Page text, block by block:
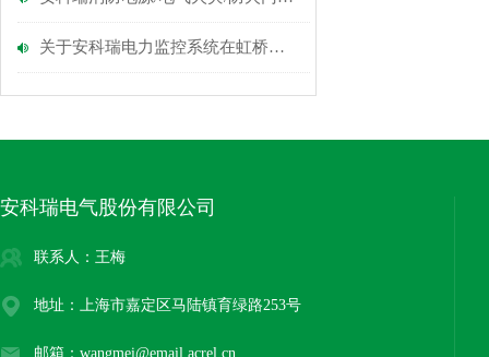
关于安科瑞电力监控系统在虹桥商务区的07-2地块的设计和应用
安科瑞电气股份有限公司
联系人：王梅
地址：上海市嘉定区马陆镇育绿路253号
邮箱：wangmei@email.acrel.cn